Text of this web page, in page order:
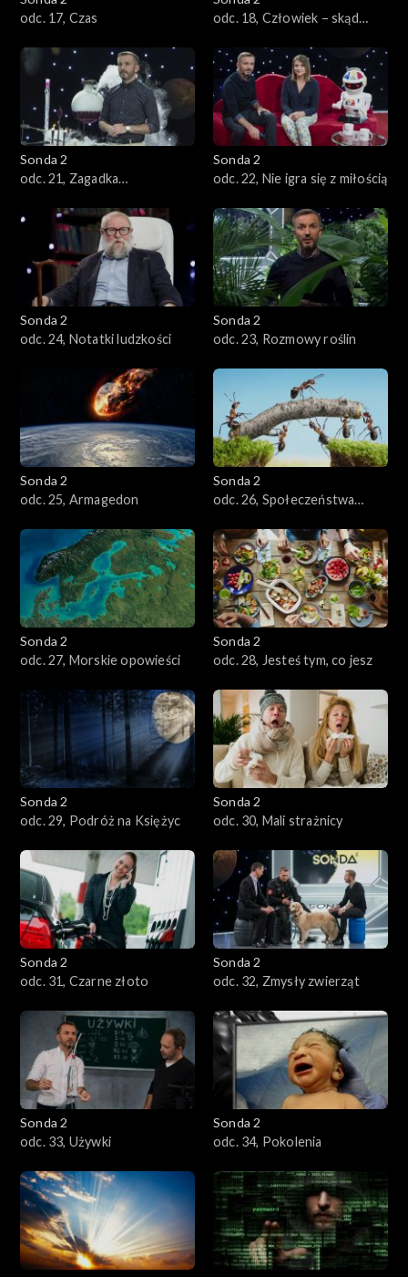
odc. 17, Czas
odc. 18, Człowiek – skąd
zmierzamy?
Sonda 2
odc. 21, Zagadka
Sonda 2
odc. 22, Nie igra się z miłością
Sonda 2
odc. 24, Notatki ludzkości
Sonda 2
odc. 23, Rozmowy roślin
Sonda 2
odc. 25, Armagedon
Sonda 2
odc. 26, Społeczeństwa
Sonda 2
odc. 27, Morskie opowieści
Sonda 2
odc. 28, Jesteś tym, co jesz
Sonda 2
odc. 29, Podróż na Księżyc
Sonda 2
odc. 30, Mali strażnicy
Sonda 2
odc. 31, Czarne złoto
Sonda 2
odc. 32, Zmysły zwierząt
Sonda 2
odc. 33, Używki
Sonda 2
odc. 34, Pokolenia